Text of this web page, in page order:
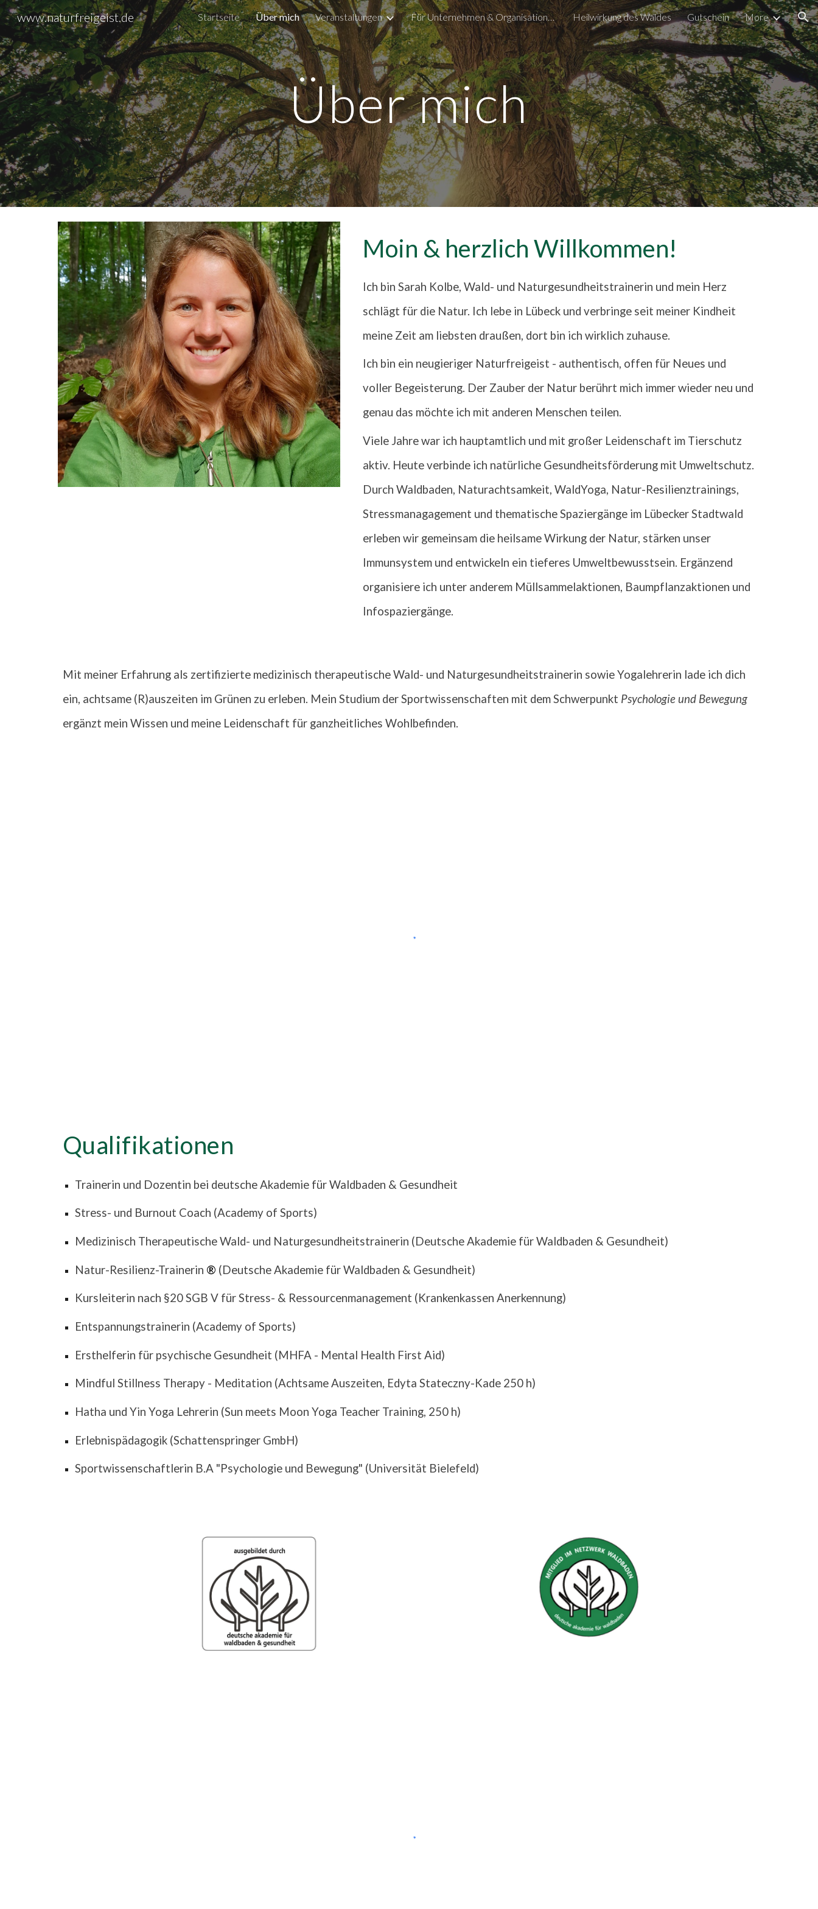
Skip to main content Skip to navigation
www.naturfreigeist.de Startseite Über mich Veranstaltungen Für Unternehmen & Organisationen Heilwirkung des Waldes Gutschein More
Über mich
Moin & herzlich Willkommen!
Ich bin Sarah Kolbe, Wald- und Naturgesundheitstrainerin und mein Herz
schlägt für die Natur. Ich lebe in Lübeck und verbringe seit meiner Kindheit
meine Zeit am liebsten draußen, dort bin ich wirklich zuhause.
Ich bin ein neugieriger Naturfreigeist - authentisch, offen für Neues und
voller Begeisterung. Der Zauber der Natur berührt mich immer wieder neu und
genau das möchte ich mit anderen Menschen teilen.
Viele Jahre war ich hauptamtlich und mit großer Leidenschaft im Tierschutz
aktiv. Heute verbinde ich natürliche Gesundheitsförderung mit Umweltschutz.
Durch Waldbaden, Naturachtsamkeit, WaldYoga, Natur-Resilienztrainings,
Stressmanagagement und thematische Spaziergänge im Lübecker Stadtwald
erleben wir gemeinsam die heilsame Wirkung der Natur, stärken unser
Immunsystem und entwickeln ein tieferes Umweltbewusstsein. Ergänzend
organisiere ich unter anderem Müllsammelaktionen, Baumpflanzaktionen und
Infospaziergänge.
Mit meiner Erfahrung als zertifizierte medizinisch therapeutische Wald- und Naturgesundheitstrainerin sowieYogalehrerin lade ich dich
ein, achtsame (R)auszeiten im Grünen zu erleben. Mein Studium der Sportwissenschaften mit dem Schwerpunkt Psychologie und Bewegung
ergänzt mein Wissen und meine Leidenschaft für ganzheitliches Wohlbefinden.
Qualifikationen
Trainerin und Dozentin bei deutsche Akademie für Waldbaden & Gesundheit
Stress- und Burnout Coach (Academy of Sports)
Medizinisch Therapeutische Wald- und Naturgesundheitstrainerin (Deutsche Akademie für Waldbaden & Gesundheit)
Natur-Resilienz-Trainerin ® (Deutsche Akademie für Waldbaden & Gesundheit)
Kursleiterin nach §20 SGB V für Stress- & Ressourcenmanagement (Krankenkassen Anerkennung)
Entspannungstrainerin (Academy of Sports)
Ersthelferin für psychische Gesundheit (MHFA - Mental Health First Aid)
Mindful Stillness Therapy - Meditation (Achtsame Auszeiten, Edyta Stateczny-Kade 250 h)
Hatha und Yin Yoga Lehrerin (Sun meets Moon Yoga Teacher Training, 250 h)
Erlebnispädagogik (Schattenspringer GmbH)
Sportwissenschaftlerin B.A "Psychologie und Bewegung" (Universität Bielefeld)